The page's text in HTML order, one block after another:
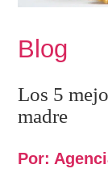
Blog
Los 5
madre
Por: